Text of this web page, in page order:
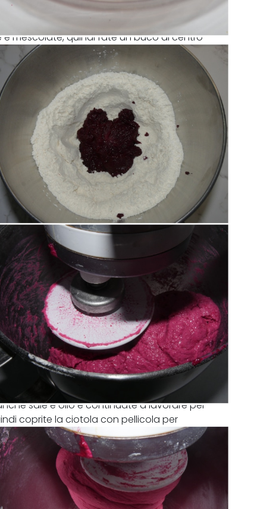
e mescolate, quindi fate un buco al centro
sale e olio e continuate a lavorare per
coprite la ciotola con pellicola per